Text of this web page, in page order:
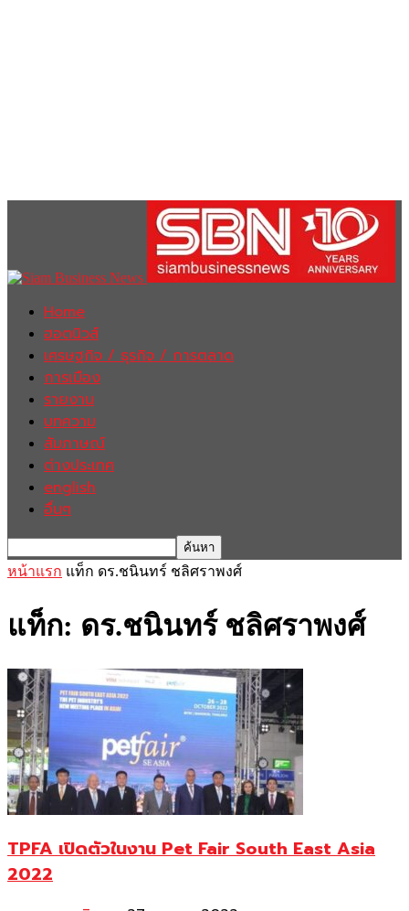
Home
ฮอตนิวส์
เศรษฐกิจ / ธุรกิจ / การตลาด
การเมือง
รายงาน
บทความ
สัมภาษณ์
ต่างประเทศ
english
อื่นๆ
หน้าแรก แท็ก ดร.ชนินทร์ ชลิศราพงศ์
แท็ก: ดร.ชนินทร์ ชลิศราพงศ์
TPFA เปิดตัวในงาน Pet Fair South East Asia
2022